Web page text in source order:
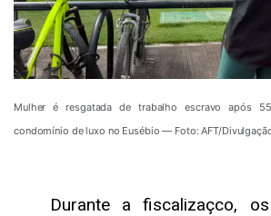
Mulher é resgatada de trabalho escravo após
condomínio de luxo no Eusébio — Foto: AFT/
Durante a fiscalizaçco, os